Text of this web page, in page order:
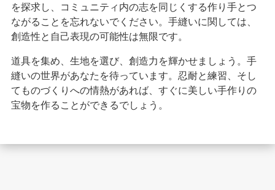
を探求し、コミュニティ内の志を同じくする作り手とつ
ながることを忘れないでください。手縫いに関しては、
創造性と自己表現の可能性は無限です。
道具を集め、生地を選び、創造力を輝かせましょう。手
縫いの世界があなたを待っています。忍耐と練習、そし
てものづくりへの情熱があれば、すぐに美しい手作りの
宝物を作ることができるでしょう。